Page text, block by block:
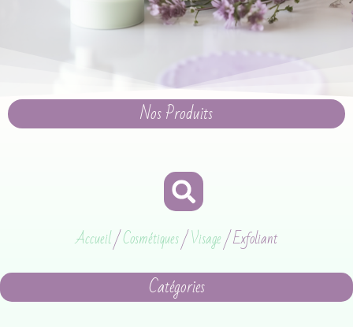
Nos Produits
Accueil/Cosmétiques/Visage/ Exfoliant
Catégories